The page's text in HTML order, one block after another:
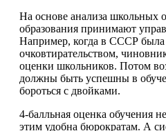
На основе анализа школьных
образования принимают
Например, когда в СССР была
очковтирательством,
оценки школьников. Потом
должны быть успешны в
бороться с двойками.
4-балльная оценка обучения
этим удобна бюрократам. А